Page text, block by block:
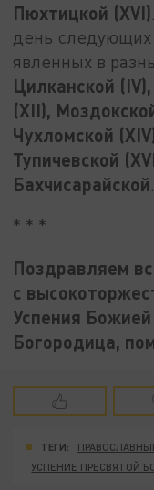
Пюхтицкой (XVI)
день следующих
явленных в
Цилканской
(XII),
Чухломской
Тупичевской
Бахчисарайской
* * *
Поздравляем
с
Успения
Богородица,
ТЕГИ:
УСПЕНИЕ ПРЕСВЯТОЙ